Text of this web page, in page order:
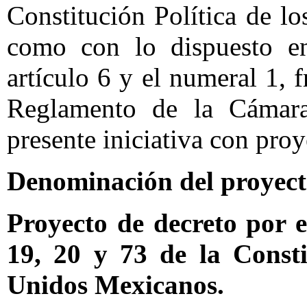
Constitución Política de
como con lo dispuesto
artículo 6 y el numeral 1,
Reglamento de la
presente iniciativa con
Denominación del
Proyecto de decreto por
19, 20 y 73 de la
Unidos Mexicanos.